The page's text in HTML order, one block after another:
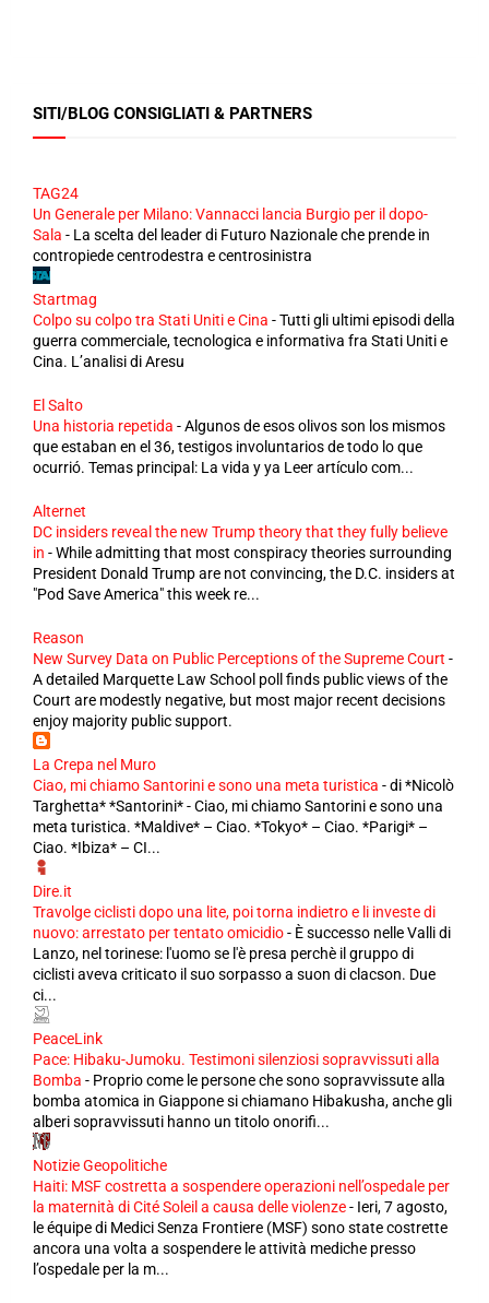
SITI/BLOG CONSIGLIATI & PARTNERS
TAG24
Un Generale per Milano: Vannacci lancia Burgio per il dopo-
Sala - La scelta del leader di Futuro Nazionale che prende in
contropiede centrodestra e centrosinistra
Startmag
Colpo su colpo tra Stati Uniti e Cina -Tutti gli ultimi episodi della
guerra commerciale, tecnologica e informativa fra Stati Uniti e
Cina. L’analisi di Aresu
El Salto
Una historia repetida -Algunos de esos olivos son los mismos
que estaban en el 36, testigos involuntarios de todo lo que
ocurrió. Temas principal: La vida y ya Leer artículo com...
Alternet
DC insiders reveal the new Trump theory that they fully believe
in -While admitting that most conspiracy theories surrounding
President Donald Trump are not convincing, the D.C. insiders at
"Pod Save America" this week re...
Reason
New Survey Data on Public Perceptions of the Supreme Court -
A detailed Marquette Law School poll finds public views of the
Court are modestly negative, but most major recent decisions
enjoy majority public support.
La Crepa nel Muro
Ciao, mi chiamo Santorini e sono una meta turistica -di *Nicolò
Targhetta* *Santorini* - Ciao, mi chiamo Santorini e sono una
meta turistica. *Maldive* – Ciao. *Tokyo* – Ciao. *Parigi* –
Ciao. *Ibiza* – CI...
Dire.it
Travolge ciclisti dopo una lite, poi torna indietro e li investe di
nuovo: arrestato per tentato omicidio- È successo nelle Valli di
Lanzo, nel torinese: l'uomo se l'è presa perchè il gruppo di
ciclisti aveva criticato il suo sorpasso a suon di clacson. Due
ci...
PeaceLink
Pace: Hibaku-Jumoku. Testimoni silenziosi sopravvissuti alla
Bomba - Proprio come le persone che sono sopravvissute alla
bomba atomica in Giappone si chiamano Hibakusha, anche gli
alberi sopravvissuti hanno un titolo onorifi...
Notizie Geopolitiche
Haiti: MSF costretta a sospendere operazioni nell’ospedale per
la maternità di Cité Soleil a causa delle violenze- Ieri, 7 agosto,
le équipe di Medici Senza Frontiere (MSF) sono state costrette
ancora una volta a sospendere le attività mediche presso
l’ospedale per la m...